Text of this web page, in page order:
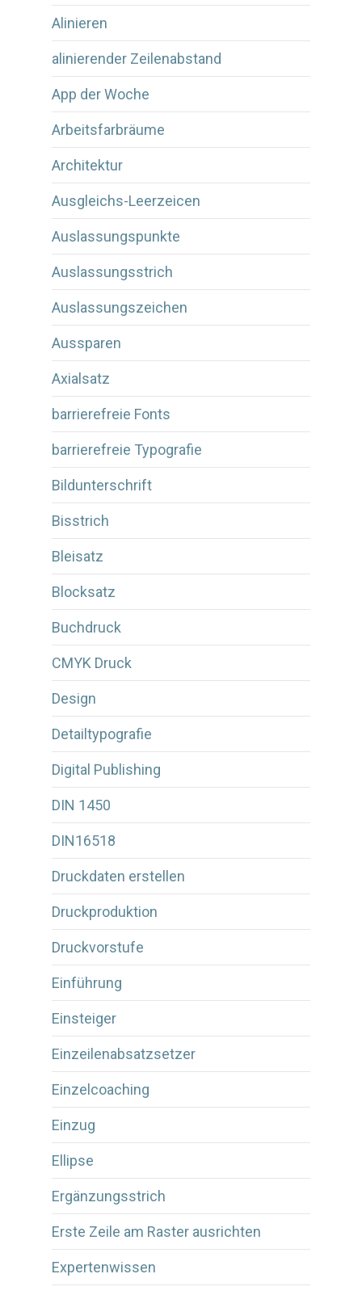
Alinieren
alinierender Zeilenabstand
App der Woche
Arbeitsfarbräume
Architektur
Ausgleichs-Leerzeicen
Auslassungspunkte
Auslassungsstrich
Auslassungszeichen
Aussparen
Axialsatz
barrierefreie Fonts
barrierefreie Typografie
Bildunterschrift
Bisstrich
Bleisatz
Blocksatz
Buchdruck
CMYK Druck
Design
Detailtypografie
Digital Publishing
DIN 1450
DIN16518
Druckdaten erstellen
Druckproduktion
Druckvorstufe
Einführung
Einsteiger
Einzeilenabsatzsetzer
Einzelcoaching
Einzug
Ellipse
Ergänzungsstrich
Erste Zeile am Raster ausrichten
Expertenwissen